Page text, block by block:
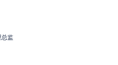
总监